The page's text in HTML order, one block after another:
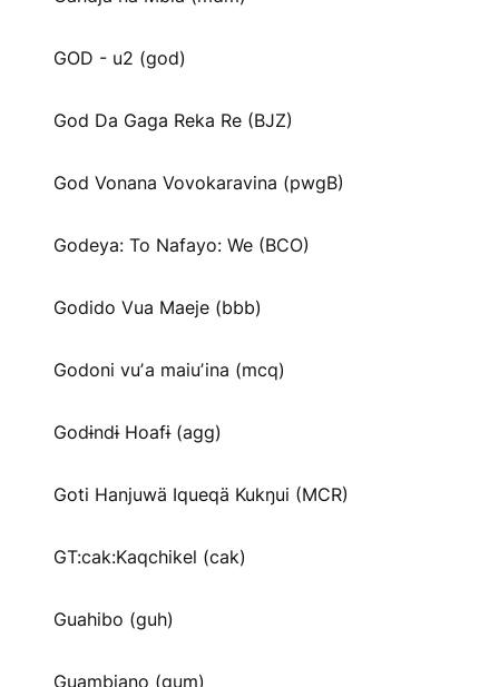
GOD - u2 (god)
God Da Gaga Reka Re (BJZ)
God Vonana Vovokaravina (pwgB)
Godeya: To Nafayo: We (BCO)
Godido Vua Maeje (bbb)
Godoni vuʼa maiuʼina (mcq)
Godɨndɨ Hoafɨ (agg)
Goti Hanjuwä Iqueqä Kukŋui (MCR)
GT:cak:Kaqchikel (cak)
Guahibo (guh)
Guambiano (gum)